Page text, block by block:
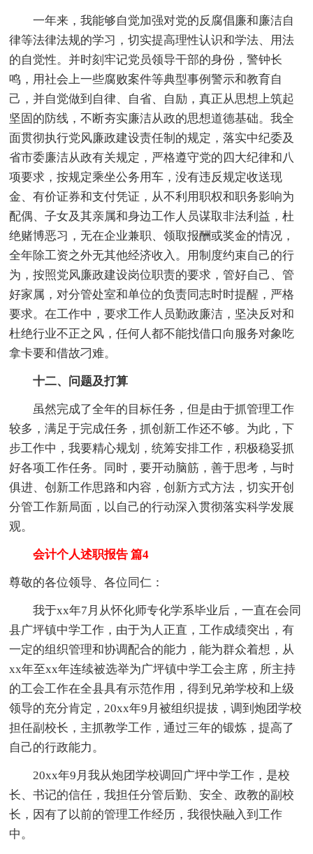
一年来，我能够自觉加强对党的反腐倡廉和廉洁自
律等法律法规的学习，切实提高理性认识和学法、用法
的自觉性。并时刻牢记党员领导干部的身份，警钟长
鸣，用社会上一些腐败案件等典型事例警示和教育自
己，并自觉做到自律、自省、自励，真正从思想上筑起
坚固的防线，不断夯实廉洁从政的思想道德基础。我全
面贯彻执行党风廉政建设责任制的规定，落实中纪委及
省市委廉洁从政有关规定，严格遵守党的四大纪律和八
项要求，按规定乘坐公务用车，没有违反规定收送现
金、有价证券和支付凭证，从不利用职权和职务影响为
配偶、子女及其亲属和身边工作人员谋取非法利益，杜
绝赌博恶习，无在企业兼职、领取报酬或奖金的情况，
全年除工资之外无其他经济收入。用制度约束自己的行
为，按照党风廉政建设岗位职责的要求，管好自己、管
好家属，对分管处室和单位的负责同志时时提醒，严格
要求。在工作中，要求工作人员勤政廉洁，坚决反对和
杜绝行业不正之风，任何人都不能找借口向服务对象吃
拿卡要和借故刁难。
十二、问题及打算
虽然完成了全年的目标任务，但是由于抓管理工作
较多，满足于完成任务，抓创新工作还不够。为此，下
步工作中，我要精心规划，统筹安排工作，积极稳妥抓
好各项工作任务。同时，要开动脑筋，善于思考，与时
俱进、创新工作思路和内容，创新方式方法，切实开创
分管工作新局面，以自己的行动深入贯彻落实科学发展
观。
会计个人述职报告 篇4
尊敬的各位领导、各位同仁：
我于xx年7月从怀化师专化学系毕业后，一直在会同
县广坪镇中学工作，由于为人正直，工作成绩突出，有
一定的组织管理和协调配合的能力，能为群众着想，从
xx年至xx年连续被选举为广坪镇中学工会主席，所主持
的工会工作在全县具有示范作用，得到兄弟学校和上级
领导的充分肯定，20xx年9月被组织提拔，调到炮团学校
担任副校长，主抓教学工作，通过三年的锻炼，提高了
自己的行政能力。
20xx年9月我从炮团学校调回广坪中学工作，是校
长、书记的信任，我担任分管后勤、安全、政教的副校
长，因有了以前的管理工作经历，我很快融入到工作
中。